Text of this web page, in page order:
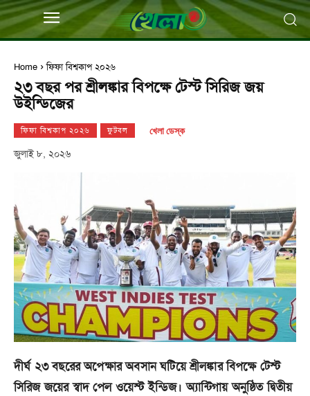
Home ফিফা বিশ্বকাপ ২০২৬
২৩ বছর পর শ্রীলঙ্কার বিপক্ষে টেস্ট সিরিজ জয়
উইন্ডিজের
ফিফা বিশ্বকাপ ২০২৬ ফুটবল খেলা ডেস্ক
জুলাই ৮, ২০২৬
দীর্ঘ ২৩ বছরের অপেক্ষার অবসান ঘটিয়ে শ্রীলঙ্কার বিপক্ষে টেস্ট
সিরিজ জয়ের স্বাদ পেল ওয়েস্ট ইন্ডিজ। অ্যান্টিগায় অনুষ্ঠিত দ্বিতীয়